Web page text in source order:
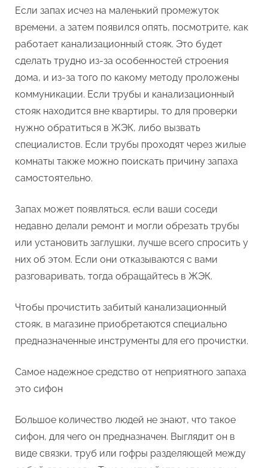
Если запах исчез на маленький промежуток
времени, а затем появился опять, посмотрите, как
работает канализационный стояк. Это будет
сделать трудно из-за особенностей строения
дома, и из-за того по какому методу проложены
коммуникации. Если трубы и канализационный
стояк находится вне квартиры, то для проверки
нужно обратиться в ЖЭК, либо вызвать
специалистов. Если трубы проходят через жилые
комнаты также можно поискать причину запаха
самостоятельно.
Запах может появляться, если ваши соседи
недавно делали ремонт и могли обрезать трубы
или установить заглушки, лучше всего спросить у
них об этом. Если они отказываются с вами
разговаривать, тогда обращайтесь в ЖЭК.
Чтобы прочистить забитый канализационный
стояк, в магазине приобретаются специально
предназначенные инструменты для его прочистки.
Самое надежное средство от неприятного запаха
это сифон
Большое количество людей не знают, что такое
сифон, для чего он предназначен. Выглядит он в
виде связки, труб или гофры разделяющей между